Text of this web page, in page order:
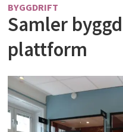
BYGGDRIFT
Samler
plattform